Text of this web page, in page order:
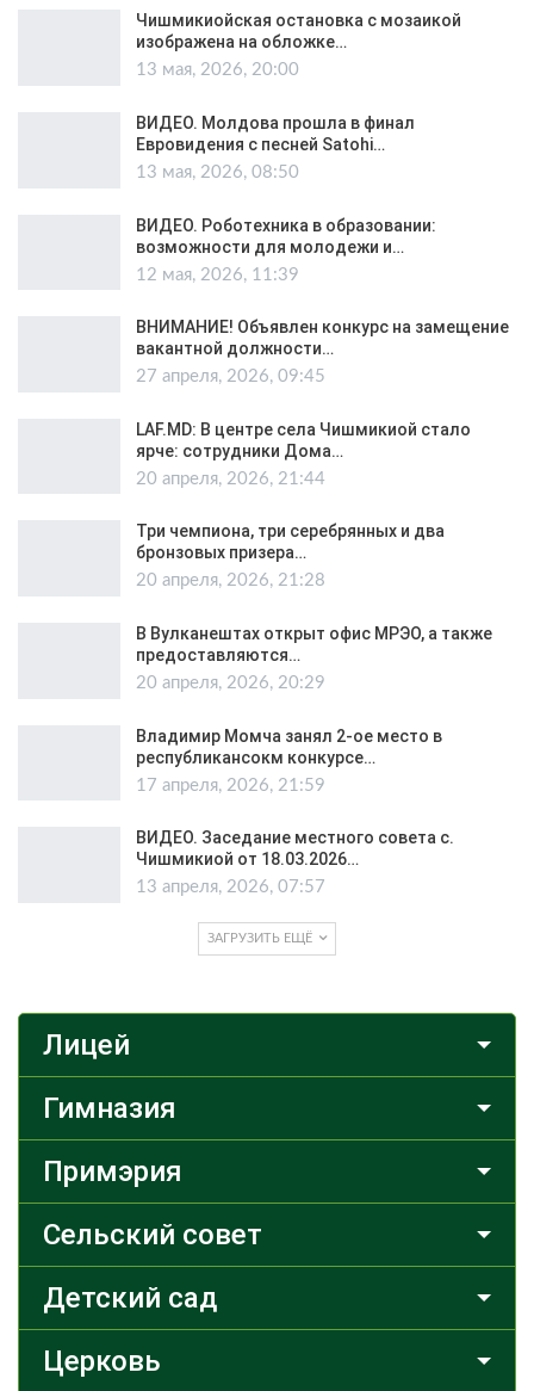
Чишмикиойская остановка с мозаикой
изображена на обложке…
13 мая, 2026, 20:00
ВИДЕО. Молдова прошла в финал
Евровидения с песней Satohi…
13 мая, 2026, 08:50
ВИДЕО. Роботехника в образовании:
возможности для молодежи и…
12 мая, 2026, 11:39
ВНИМАНИЕ! Объявлен конкурс на замещение
вакантной должности…
27 апреля, 2026, 09:45
LAF.MD: В центре села Чишмикиой стало
ярче: сотрудники Дома…
20 апреля, 2026, 21:44
Три чемпиона, три серебрянных и два
бронзовых призера…
20 апреля, 2026, 21:28
В Вулканештах открыт офис МРЭО, а также
предоставляются…
20 апреля, 2026, 20:29
Владимир Момча занял 2-ое место в
республикансокм конкурсе…
17 апреля, 2026, 21:59
ВИДЕО. Заседание местного совета с.
Чишмикиой от 18.03.2026…
13 апреля, 2026, 07:57
ЗАГРУЗИТЬ ЕЩЁ
Лицей
Гимназия
Примэрия
Сельский совет
Детский сад
Церковь